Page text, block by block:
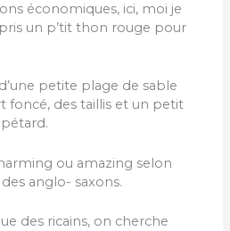
économiques, ici, moi je
pris un p’tit thon rouge pour
petite plage de sable
foncé, des taillis et un petit
ou amazing selon
anglo- saxons.
des ricains, on cherche